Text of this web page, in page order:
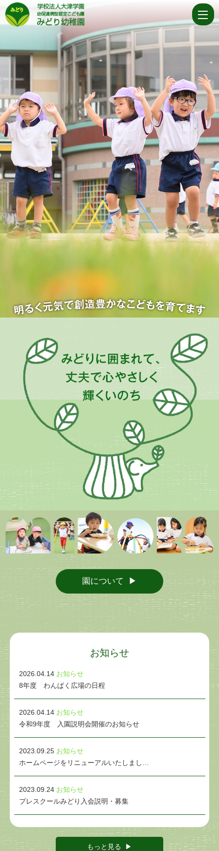
学
校
法
大
津
学
園
幼
保
連
携
型
認
定
こ
ど
み
ど
り
幼
稚
園
園について
お知らせ
2026.04.14 お知らせ
8年度 わんぱく広場の日程
2026.04.14 お知らせ
令和9年度 入園説明会開催のお知らせ
2023.09.25 お知らせ
ホームページをリニューアルいたしまし…
2023.09.24 お知らせ
プレスクールみどり入会説明・募集
もっと見る